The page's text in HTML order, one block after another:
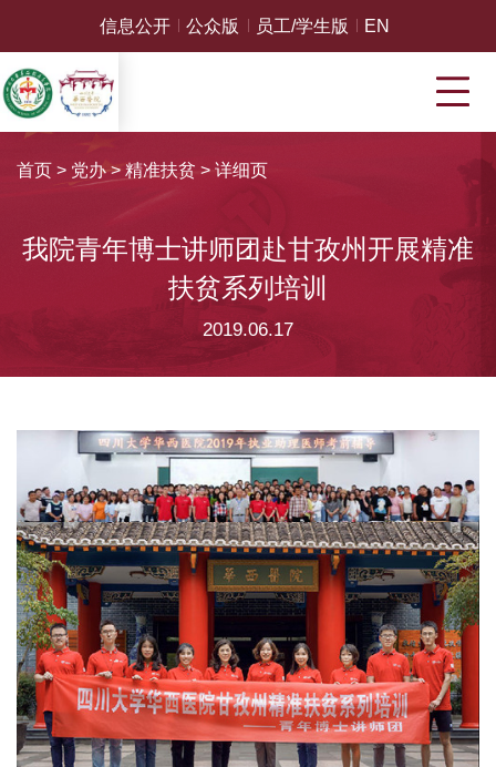
信息公开 公众版 员工/学生版 EN
首页> 党办> 精准扶贫 > 详细页
我院青年博士讲师团赴甘孜州开展精准
扶贫系列培训
2019.06.17